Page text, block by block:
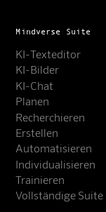
Mindverse Suite
KI-Texteditor
KI-Bilder
KI-Chat
Planen
Recherchieren
Erstellen
Automatisieren
Individualisieren
Trainieren
Vollständige Suite